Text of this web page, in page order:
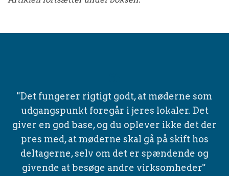
"Det fungerer rigtigt godt, at møderne som
udgangspunkt foregår i jeres lokaler. Det
giver en god base, og du oplever ikke det der
pres med, at møderne skal gå på skift hos
deltagerne, selv om det er spændende og
givende at besøge andre virksomheder"